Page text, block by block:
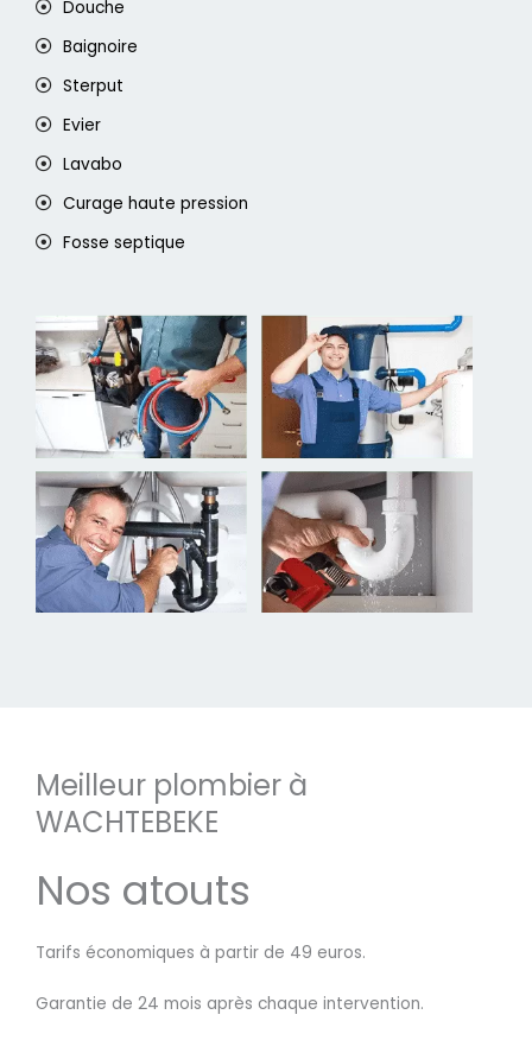
Douche
Baignoire
Sterput
Evier
Lavabo
Curage haute pression
Fosse septique
Meilleur plombier à
WACHTEBEKE
Nos atouts
Tarifs économiques à partir de 49 euros.
Garantie de 24 mois après chaque intervention.